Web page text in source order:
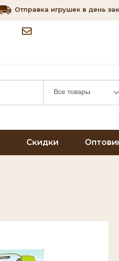
Отправка игрушек в день
Все товары
Скидки